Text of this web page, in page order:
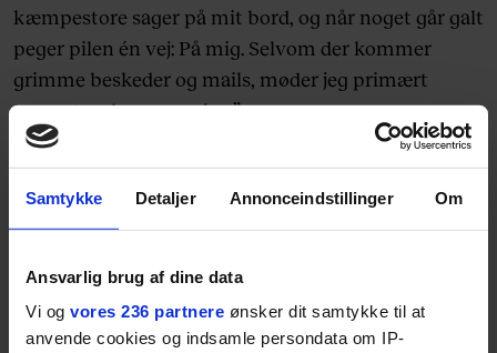
Samtykke Detaljer Annonceindstillinger Om
Ansvarlig brug af dine data
Vi og vores 236 partnere ønsker dit samtykke til at
anvende cookies og indsamle persondata om IP-
kæmpestore sager på mit bord, og når noget går galt
peger pilen én vej: På mig. Selvom der kommer
grimme beskeder og mails, møder jeg primært
enormt søde mennesker.”
En af de politiske dagsordenener, der har fyldt
meget, er det nye AGF-stadion, hvor du har
arvet store budgetoverskridelser.
Hvordan har du valgt at håndtere det som
leder?